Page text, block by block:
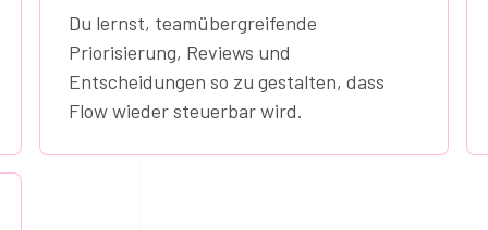
Du lernst, teamübergreifende
Priorisierung, Reviews und
Entscheidungen so zu gestalten, dass
Flow wieder steuerbar wird.